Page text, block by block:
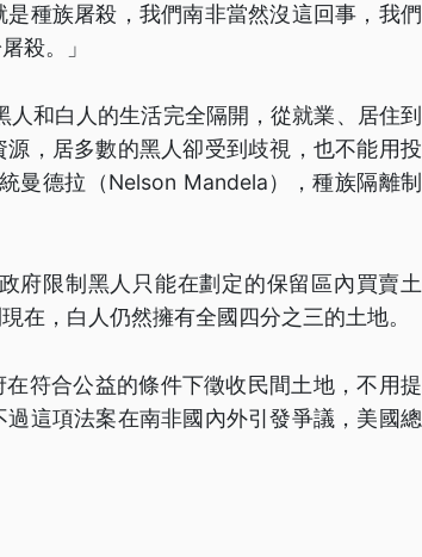
種族屠殺，我們南非當然沒這回事，我們
殺。」
和白人的生活完全隔開，從就業、居住到
，居多數的黑人卻受到歧視，也不能用投
曼德拉（Nelson Mandela），種族隔離制
府限制黑人只能在劃定的保留區內買賣土
在，白人仍然擁有全國四分之三的土地。
符合公益的條件下徵收民間土地，不用提
這項法案在南非國內外引發爭議，美國總